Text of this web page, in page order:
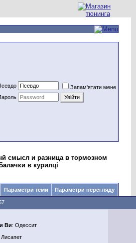
Запам'ятати мене
смысл и разница в тормозном
в курилці
Параметри теми Параметри перегляду
Ви: Одессит
Лисапет